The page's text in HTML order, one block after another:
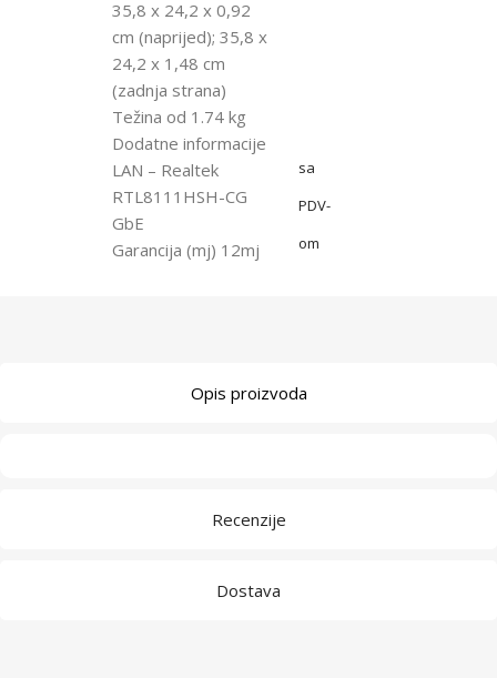
35,8 x 24,2 x 0,92
cm (naprijed); 35,8 x
24,2 x 1,48 cm
(zadnja strana)
Težina od 1.74 kg
Dodatne informacije
LAN – Realtek
RTL8111HSH-CG
GbE
Garancija (mj) 12mj
sa
PDV-
om
Opis proizvoda
Recenzije
Dostava